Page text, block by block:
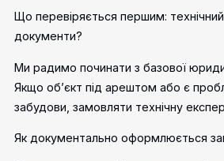
Що перевіряється першим:
документи?
Ми радимо починати з базової
Якщо об’єкт під арештом або є
забудови, замовляти технічну
Як документально оформлюється